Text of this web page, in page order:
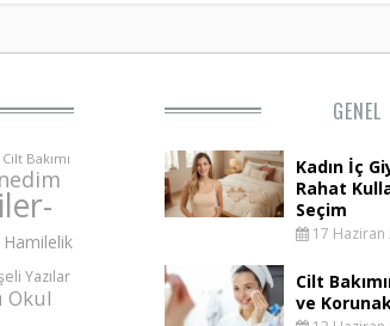
Cilt Bakımı
Hamilelik
Yazılar
Okul
GENEL
Kadın İç
Rahat
Seçim
17 Haziran
Cilt
ve